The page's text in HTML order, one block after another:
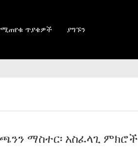
ጥያቄዎች ያግኙን
ማስተር፡ አስፈላጊ ምክሮች